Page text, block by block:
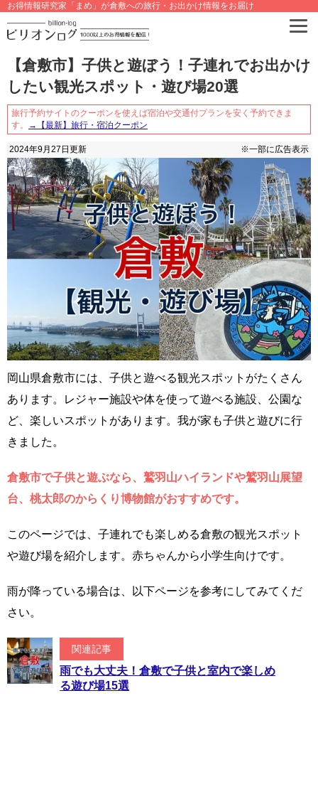
お得情報研究家「まめ」が倉敷への旅行・お出かけ情報をお届け
【倉敷市】子供と遊ぼう！子連れでお出かけ
したい観光スポット・遊び場20選
旅行予約サイトのクーポンを使えば宿泊や交通付プランを安く予約できま
す。
→【最新】旅行・宿泊クーポン
2024年9月27日 更新 ※一部に広告表示
岡山県倉敷市には、子供と遊べる観光スポットがたくさん
あります。レジャー施設や体を使って遊べる施設、公園な
ど、楽しいスポットがあります。我が家も子供と遊びに行
きました。
倉敷市で子供と遊ぶなら、鷲羽山ハイランドや鷲羽山展望
台、桃太郎のからくり博物館がおすすめです。
このページでは、子連れでも楽しめる倉敷の観光スポット
や遊び場を紹介します。赤ちゃんから小学生向けです。
雨が降っている場合は、以下ページを参考にしてみてくだ
さい。
関連記事
雨でも大丈夫！倉敷で子供と室内で楽しめ
る遊び場15選